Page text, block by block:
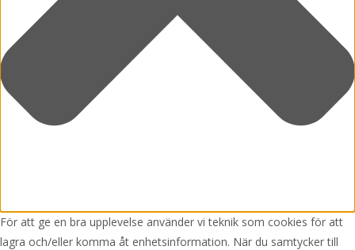
För att ge en bra upplevelse använder vi teknik som cookies för att
lagra och/eller komma åt enhetsinformation. När du samtycker till